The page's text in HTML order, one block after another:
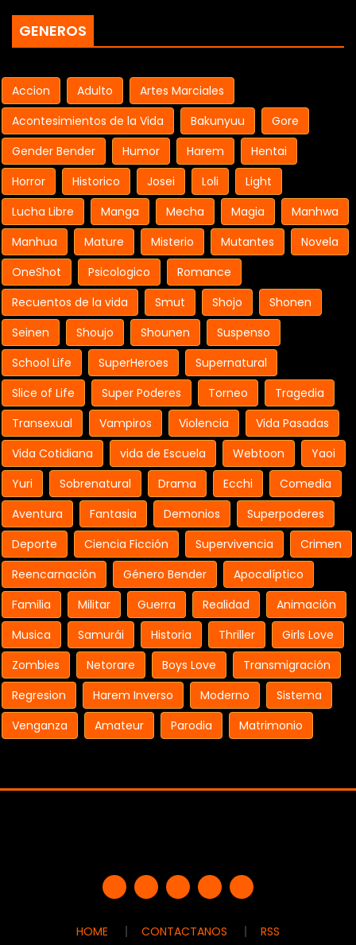
GENEROS
Accion Adulto
Artes Marciales
Acontesimientos de la Vida
Bakunyuu
Gore
Gender Bender
Humor Harem
Hentai
Horror
Historico Josei Loli
Light
Lucha Libre
Manga Mecha Magia
Manhwa
Manhua
Mature Misterio Mutantes
Novela
OneShot
Psicologico
Romance
Recuentos de la vida
Smut Shojo
Shonen
Seinen
Shoujo Shounen
Suspenso
School Life
SuperHeroes
Supernatural
Slice of Life
Super Poderes Torneo
Tragedia
Transexual
Vampiros Violencia
Vida Pasadas
Vida Cotidiana
vida de Escuela Webtoon
Yaoi
Yuri
Sobrenatural Drama Ecchi
Comedia
Aventura
Fantasia Demonios
Superpoderes
Deporte
Ciencia Ficción Supervivencia
Crimen
Reencarnación
Género Bender
Apocalíptico
Familia
Militar Guerra Realidad
Animación
Musica
Samurái Historia Thriller
Girls Love
Zombies
Netorare Boys Love
Transmigración
Regresion
Harem Inverso Moderno
Sistema
Venganza
Amateur Parodia Matrimonio
HOME CONTACTANOS RSS